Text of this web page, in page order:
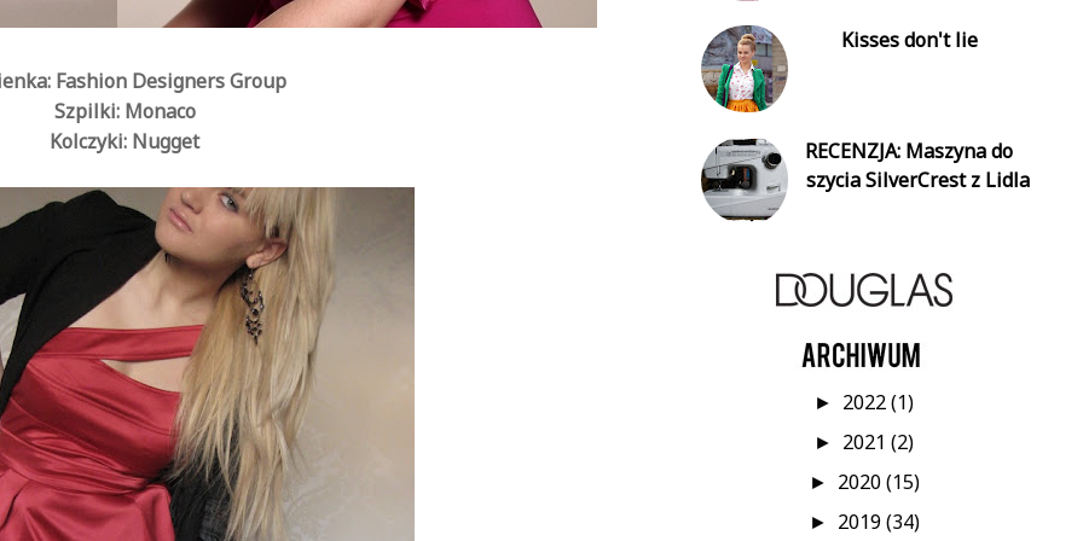
Fashion Designers Group
Szpilki: Monaco
Kolczyki: Nugget
Kisses don't lie
RECENZJA: Maszyna do
szycia SilverCrest z Lidla
► 2022(1)
► 2021(2)
► 2020(15)
► 2019(34)